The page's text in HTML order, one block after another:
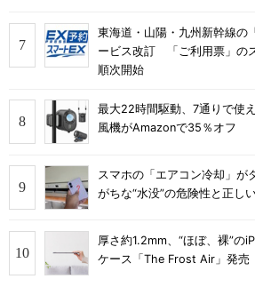
東海道・山陽・九州新幹線の
ービス改訂 「ご利用票」の
順次開始
最大22時間駆動、7通りで使
風機がAmazonで35％オフ
スマホの「エアコン冷却」
がちな“水没”の危険性と正し
厚さ約1.2mm、“ほぼ、裸”の
ケース「The Frost Air」発